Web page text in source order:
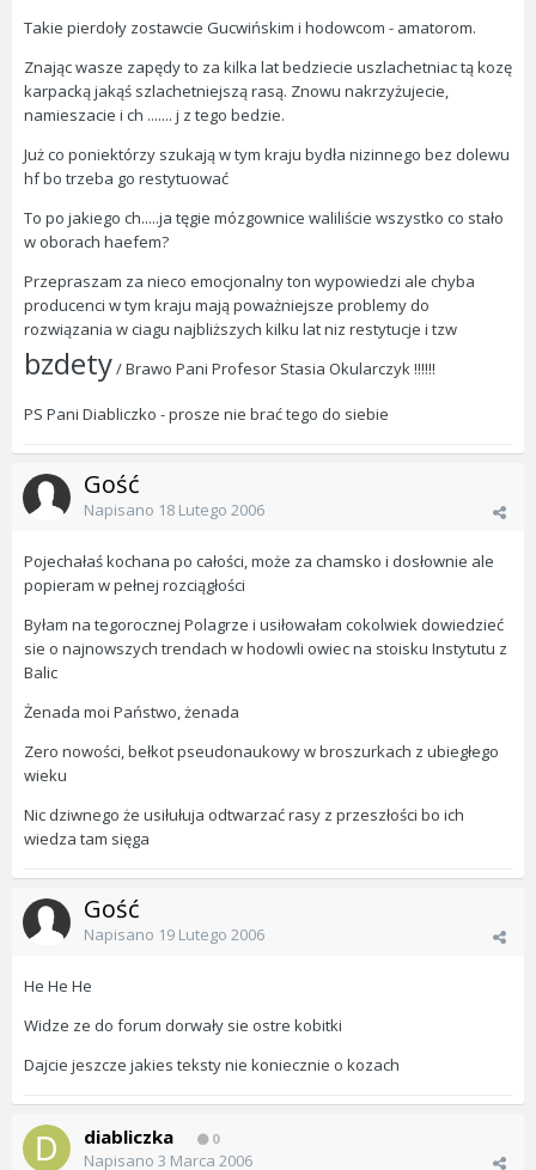
Takie pierdoły zostawcie Gucwińskim i hodowcom - amatorom.
Znając wasze zapędy to za kilka lat bedziecie uszlachetniac tą kozę
karpacką jakąś szlachetniejszą rasą. Znowu nakrzyżujecie,
namieszacie i ch ....... j z tego bedzie.
Już co poniektórzy szukają w tym kraju bydła nizinnego bez dolewu
hf bo trzeba go restytuować
To po jakiego ch.....ja tęgie mózgownice waliliście wszystko co stało
w oborach haefem?
Przepraszam za nieco emocjonalny ton wypowiedzi ale chyba
producenci w tym kraju mają poważniejsze problemy do
rozwiązania w ciagu najbliższych kilku lat niz restytucje i tzw
bzdety/ Brawo Pani Profesor Stasia Okularczyk !!!!!!
PS Pani Diabliczko - prosze nie brać tego do siebie
Gość
Napisano 18 Lutego 2006
Pojechałaś kochana po całości, może za chamsko i dosłownie ale
popieram w pełnej rozciągłości
Byłam na tegorocznej Polagrze i usiłowałam cokolwiek dowiedzieć
sie o najnowszych trendach w hodowli owiec na stoisku Instytutu z
Balic
Żenada moi Państwo, żenada
Zero nowości, bełkot pseudonaukowy w broszurkach z ubiegłego
wieku
Nic dziwnego że usiłułuja odtwarzać rasy z przeszłości bo ich
wiedza tam sięga
Gość
Napisano 19 Lutego 2006
He He He
Widze ze do forum dorwały sie ostre kobitki
Dajcie jeszcze jakies teksty nie koniecznie o kozach
diabliczka 0
Napisano 3 Marca 2006